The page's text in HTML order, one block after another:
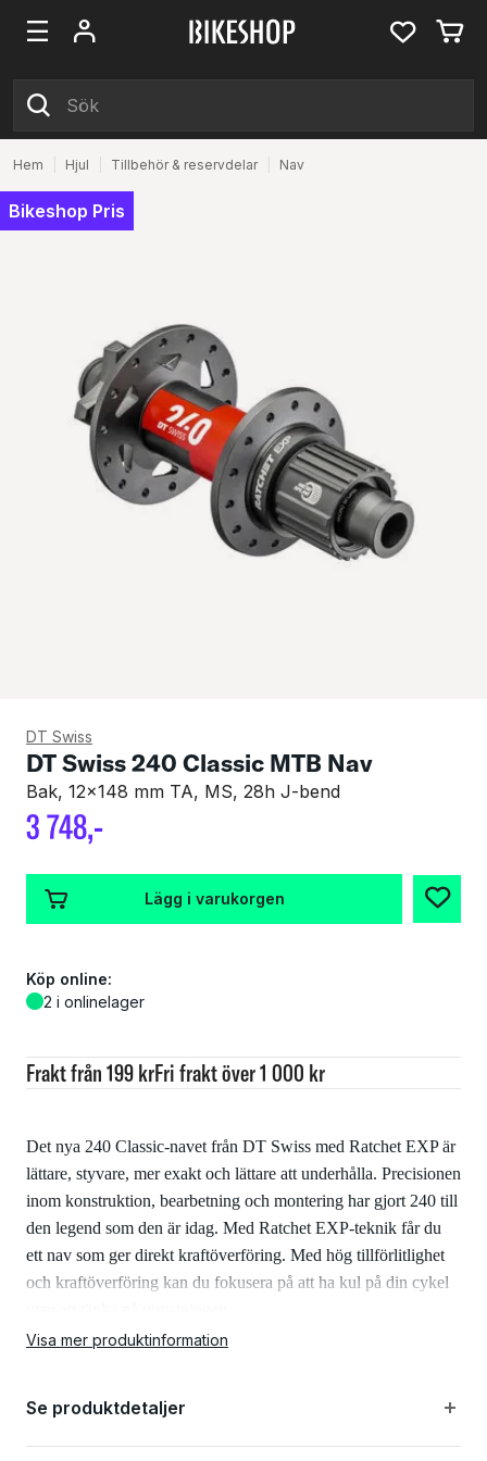
Hem Hjul Tillbehör & reservdelar Nav
DT Swiss
DT Swiss 240 Classic MTB Nav
Bak, 12x148 mm TA, MS, 28h J-bend
3748,-
Bikeshop Pris
Det nya 240 Classic-navet från DT Swiss med Ratchet EXP är
lättare, styvare, mer exakt och lättare att underhålla. Precisionen
inom konstruktion, bearbetning och montering har gjort 240 till
den legend som den är idag. Med Ratchet EXP-teknik får du
ett nav som ger direkt kraftöverföring. Med hög tillförlitlighet
och kraftöverföring kan du fokusera på att ha kul på din cykel
240 Classic MTB är gjord för mtbcyklar med skivbromsar.
Visa mer produktinformation
Frakt från 199 krFri frakt över 1 000 kr
Lägg i varukorgen
Köp online:
2 i onlinelager
Se produktdetaljer